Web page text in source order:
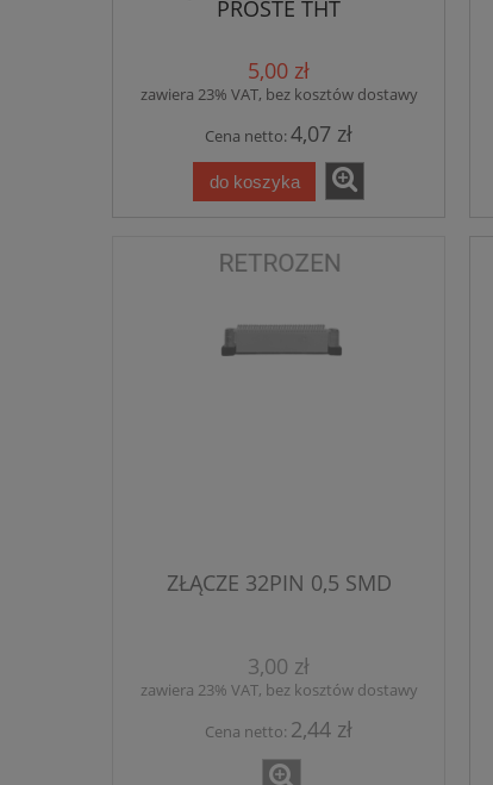
PROSTE THT
5,00 zł
zawiera 23% VAT, bez kosztów dostawy
Cena netto:4,07 zł
do koszyka
ZŁĄCZE 32PIN 0,5 SMD
3,00 zł
zawiera 23% VAT, bez kosztów dostawy
Cena netto: 2,44 zł